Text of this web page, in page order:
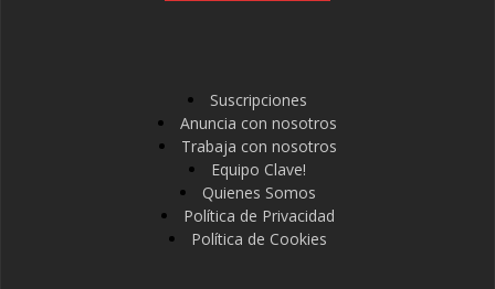
Suscripciones
Anuncia con nosotros
Trabaja con nosotros
Equipo Clave!
Quienes Somos
Política de Privacidad
Política de Cookies